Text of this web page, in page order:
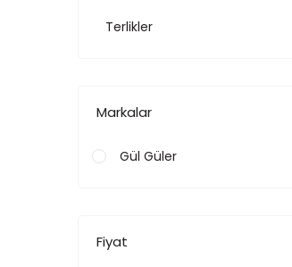
Terlikler
Markalar
Gül Güler
Fiyat